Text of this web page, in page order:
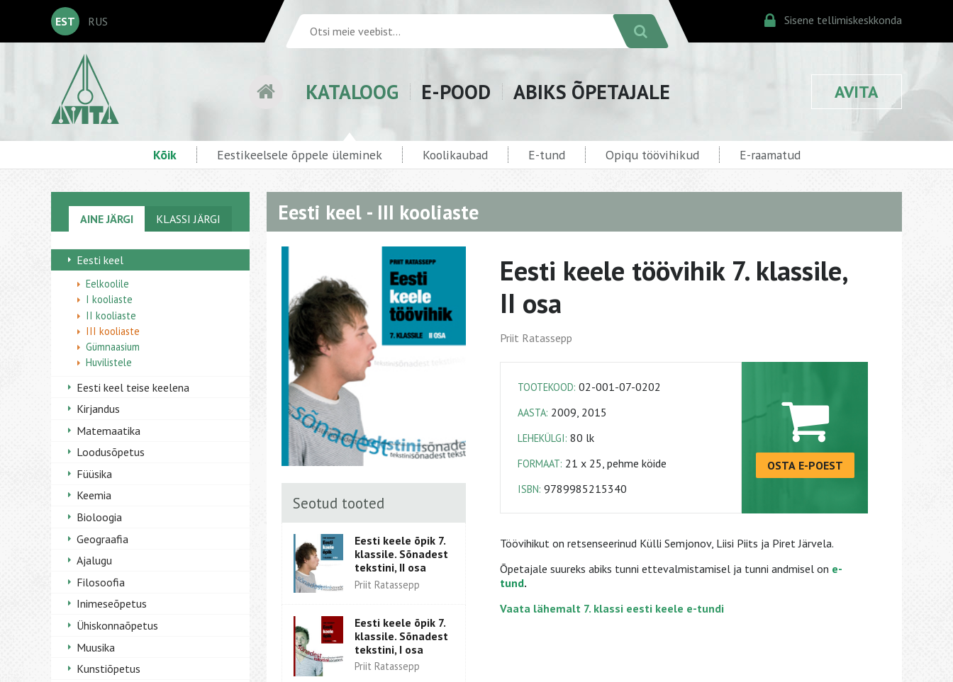
EST RUS Sisene tellimiskeskkonda
KATALOOG E-POOD ABIKS ÕPETAJALE AVITA
Kõik Eestikeelsele õppele üleminek Koolikaubad E-tund Opiqu töövihikud E-raamatud
AINE JÄRGI KLASSI JÄRGI
Eesti keel
Eelkoolile
I kooliaste
II kooliaste
III kooliaste
Gümnaasium
Huvilistele
Eesti keel teise keelena
Kirjandus
Matemaatika
Loodusõpetus
Füüsika
Keemia
Bioloogia
Geograafia
Ajalugu
Filosoofia
Inimeseõpetus
Ühiskonnaõpetus
Muusika
Kunstiõpetus
Eesti keel - III kooliaste
Seotud tooted
Eesti keele õpik 7.
klassile. Sõnadest
tekstini, II osa
Priit Ratassepp
Eesti keele õpik 7.
klassile. Sõnadest
tekstini, I osa
Priit Ratassepp
Eesti keele töövihik 7. klassile,
II osa
Priit Ratassepp
TOOTEKOOD: 02-001-07-0202
AASTA: 2009, 2015
LEHEKÜLGI: 80 lk
FORMAAT: 21 x 25, pehme köide
ISBN: 9789985215340
OSTA E-POEST
Töövihikut on retsenseerinud Külli Semjonov, Liisi Piits ja Piret Järvela.
Õpetajale suureks abiks tunni ettevalmistamisel ja tunni andmisel on e-
tund.
Vaata lähemalt 7. klassi eesti keele e-tundi